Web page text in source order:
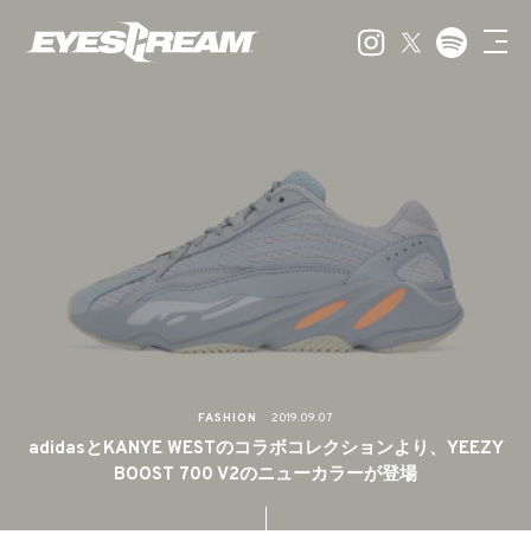
FASHION 2019.09.07
adidasとKANYE WESTのコラボコレクションより、YEEZY
BOOST 700 V2のニューカラーが登場